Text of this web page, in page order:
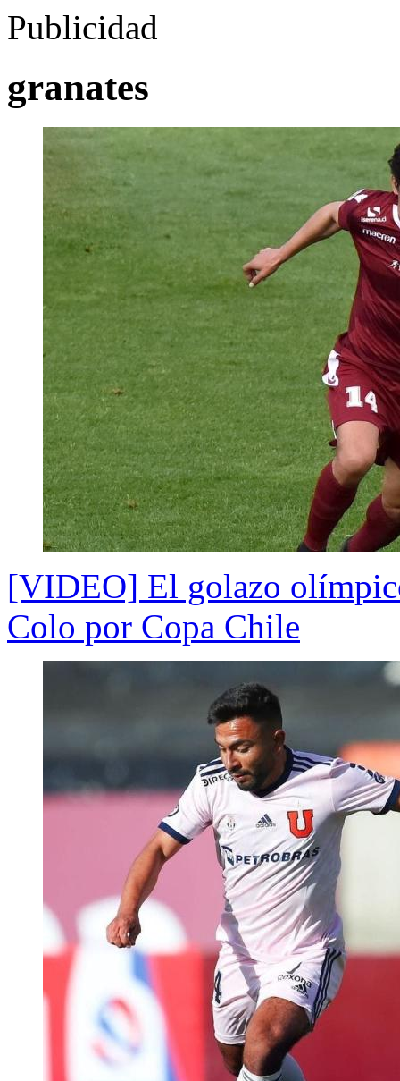
Publicidad
granates
[VIDEO] El golazo
Colo por Copa Chile